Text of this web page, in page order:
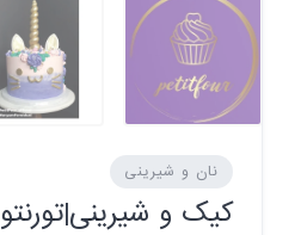
نان و شیرینی
کیک و شیرینی|تورنتو